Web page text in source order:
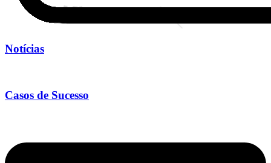
Notícias
Casos de Sucesso